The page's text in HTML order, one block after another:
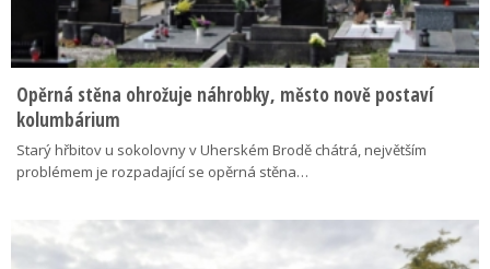
Opěrná stěna ohrožuje náhrobky, město nově postaví
kolumbárium
Starý hřbitov u sokolovny v Uherském Brodě chátrá, největším
problémem je rozpadající se opěrná stěna…